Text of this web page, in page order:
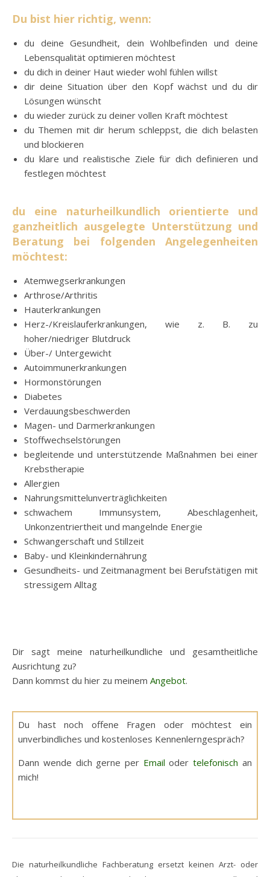
Du bist hier richtig, wenn:
du deine Gesundheit, dein Wohlbefinden und deine
Lebensqualität optimieren möchtest
du dich in deiner Haut wieder wohl fühlen willst
dir deine Situation über den Kopf wächst und du dir
Lösungen wünscht
du wieder zurück zu deiner vollen Kraft möchtest
du Themen mit dir herum schleppst, die dich belasten
und blockieren
du klare und realistische Ziele für dich definieren und
festlegen möchtest
du eine naturheilkundlich orientierte und
ganzheitlich ausgelegte Unterstützung und
Beratung bei folgenden Angelegenheiten
möchtest:
Atemwegserkrankungen
Arthrose/Arthritis
Hauterkrankungen
Herz-/Kreislauferkrankungen, wie z. B. zu
hoher/niedriger Blutdruck
Über-/ Untergewicht
Autoimmunerkrankungen
Hormonstörungen
Diabetes
Verdauungsbeschwerden
Magen- und Darmerkrankungen
Stoffwechselstörungen
begleitende und unterstützende Maßnahmen bei einer
Krebstherapie
Allergien
Nahrungsmittelunverträglichkeiten
schwachem Immunsystem, Abeschlagenheit,
Unkonzentriertheit und mangelnde Energie
Schwangerschaft und Stillzeit
Baby- und Kleinkindernährung
Gesundheits- und Zeitmanagment bei Berufstätigen mit
stressigem Alltag
Dir sagt meine naturheilkundliche und gesamtheitliche
Ausrichtung zu?
Dann kommst du hier zu meinem Angebot.
Du hast noch offene Fragen oder möchtest ein
unverbindliches und kostenloses Kennenlerngespräch?
Dann wende dich gerne per Email odertelefonisch an
mich!
Die naturheilkundliche Fachberatung ersetzt keinen Arzt- oder